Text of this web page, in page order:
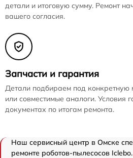
детали и итоговую сумму. Ремонт
вашего согласия.
Запчасти и гарантия
Детали подбираем под
или совместимые аналоги. Условия
документах по итогам ремонта.
Наш сервисный центр в Омске
ремонте роботов-пылесосов